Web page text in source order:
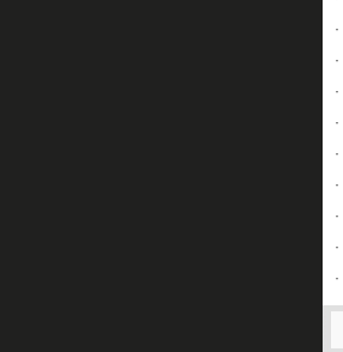
·
·
·
·
·
·
·
·
·